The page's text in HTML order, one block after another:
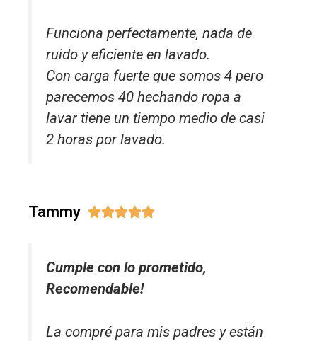
Funciona perfectamente, nada de
ruido y eficiente en lavado.
Con carga fuerte que somos 4 pero
parecemos 40 hechando ropa a
lavar tiene un tiempo medio de casi
2 horas por lavado.
Tammy 
Cumple con lo prometido,
Recomendable!
La compré para mis padres y están